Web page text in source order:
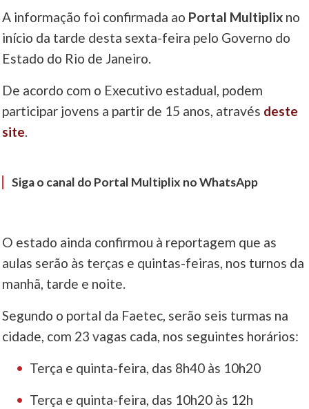
A informação foi confirmada ao Portal Multiplix no
início da tarde desta sexta-feira pelo Governo do
Estado do Rio de Janeiro.
De acordo com o Executivo estadual, podem
participar jovens a partir de 15 anos, através deste
site.
Siga o canal do Portal Multiplix no WhatsApp
O estado ainda confirmou à reportagem que as
aulas serão às terças e quintas-feiras, nos turnos da
manhã, tarde e noite.
Segundo o portal da Faetec, serão seis turmas na
cidade, com 23 vagas cada, nos seguintes horários:
Terça e quinta-feira, das 8h40 às 10h20
Terça e quinta-feira, das 10h20 às 12h